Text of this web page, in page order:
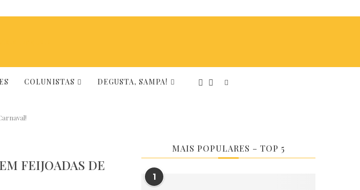
COLUNISTAS DEGUSTA, SAMPA!
FEIJOADAS DE
MAIS POPULARES – TOP 5
1